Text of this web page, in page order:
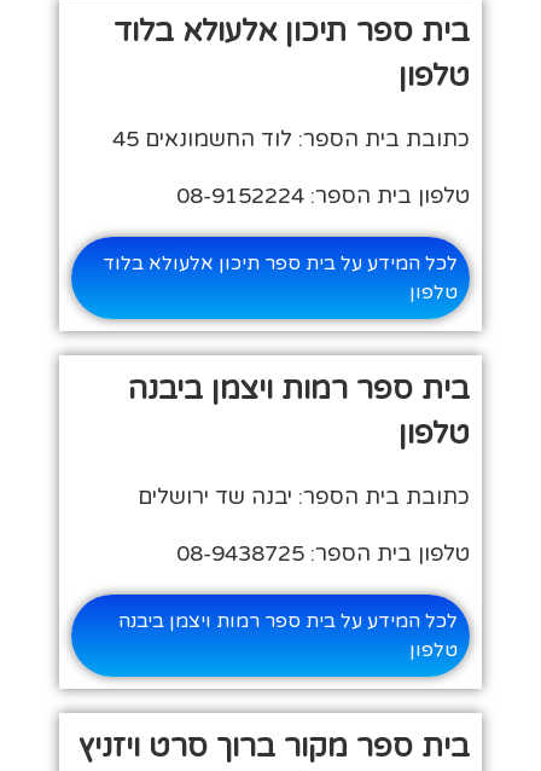
בית ספר תיכון אלעולא בלוד
טלפון
כתובת בית הספר: לוד החשמונאים 45
טלפון בית הספר: 08-9152224
לכל המידע על בית ספר תיכון אלעולא בלוד
טלפון
בית ספר רמות ויצמן ביבנה
טלפון
כתובת בית הספר: יבנה שד ירושלים
טלפון בית הספר: 08-9438725
לכל המידע על בית ספר רמות ויצמן ביבנה
טלפון
בית ספר מקור ברוך סרט ויזניץ